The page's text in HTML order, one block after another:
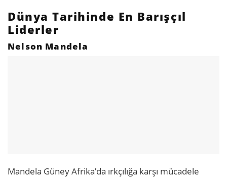
Dünya Tarihinde En Barışçıl
Liderler
Nelson Mandela
Mandela Güney Afrika’da ırkçılığa karşı mücadele